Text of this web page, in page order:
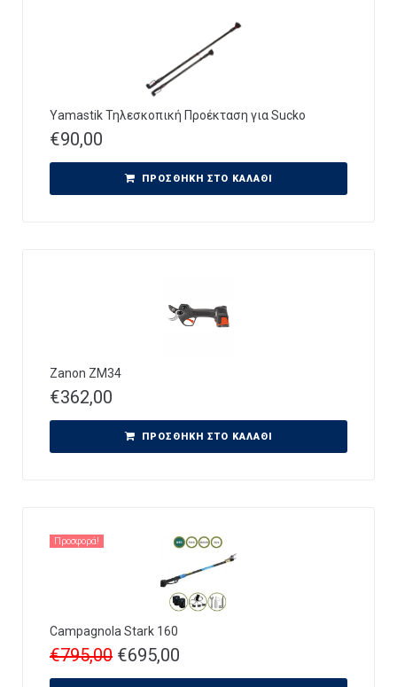
Yamastik Τηλεσκοπική Προέκταση για Sucko
€90,00
ΠΡΟΣΘΉΚΗ ΣΤΟ ΚΑΛΆΘΙ
Zanon ZM34
€362,00
ΠΡΟΣΘΉΚΗ ΣΤΟ ΚΑΛΆΘΙ
Προσφορά!
Campagnola Stark 160
€795,00 €695,00